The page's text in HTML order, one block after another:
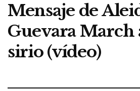
Mensaje de
Guevara March
sirio (vídeo)